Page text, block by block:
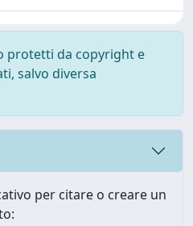
protetti da copyright e
salvo diversa
per citare o creare un